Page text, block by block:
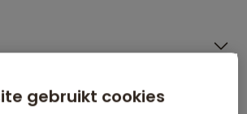
gebruikt cookies